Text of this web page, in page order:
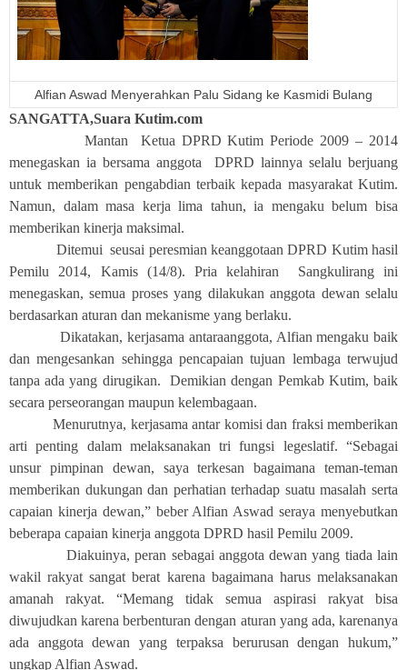
Alfian Aswad Menyerahkan Palu Sidang ke Kasmidi Bulang
SANGATTA,Suara Kutim.com
Mantan Ketua DPRD Kutim Periode 2009 – 2014
menegaskan ia bersama anggota DPRD lainnya selalu berjuang
untuk memberikan pengabdian terbaik kepada masyarakat Kutim.
Namun, dalam masa kerja lima tahun, ia mengaku belum bisa
memberikan kinerja maksimal.
Ditemui seusai peresmian keanggotaan DPRD Kutim hasil
Pemilu 2014, Kamis (14/8). Pria kelahiran Sangkulirang ini
menegaskan, semua proses yang dilakukan anggota dewan selalu
berdasarkan aturan dan mekanisme yang berlaku.
Dikatakan, kerjasama antaraanggota, Alfian mengaku baik
dan mengesankan sehingga pencapaian tujuan lembaga terwujud
tanpa ada yang dirugikan. Demikian dengan Pemkab Kutim, baik
secara perseorangan maupun kelembagaan.
Menurutnya, kerjasama antar komisi dan fraksi memberikan
arti penting dalam melaksanakan tri fungsi legeslatif. “Sebagai
unsur pimpinan dewan, saya terkesan bagaimana teman-teman
memberikan dukungan dan perhatian terhadap suatu masalah serta
capaian kinerja dewan,” beber Alfian Aswad seraya menyebutkan
beberapa capaian kinerja anggota DPRD hasil Pemilu 2009.
Diakuinya, peran sebagai anggota dewan yang tiada lain
wakil rakyat sangat berat karena bagaimana harus melaksanakan
amanah rakyat. “Memang tidak semua aspirasi rakyat bisa
diwujudkan karena berbenturan dengan aturan yang ada, karenanya
ada anggota dewan yang terpaksa berurusan dengan hukum,”
ungkap Alfian Aswad.